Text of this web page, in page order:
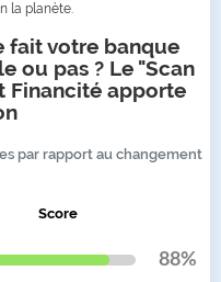
la planète.
fait votre banque
ou pas ? Le "Scan
Financité apporte
par rapport au changement
Score
88%